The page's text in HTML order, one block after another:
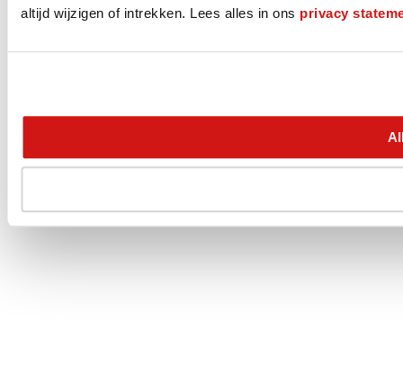
altijd wijzigen of intrekken. Lees alles in ons privacy